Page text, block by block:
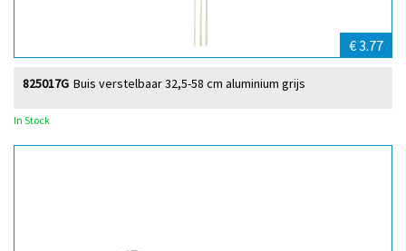
€ 3.77
Buis verstelbaar 32,5-58 cm aluminium grijs
825017G
In Stock